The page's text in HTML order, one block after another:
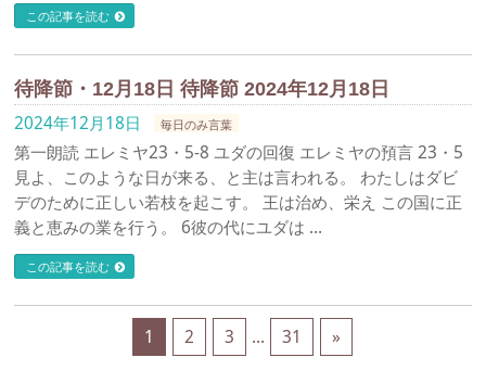
この記事を読む
待降節・12月18日 待降節 2024年12月18日
2024年12月18日 毎日のみ言葉
第一朗読 エレミヤ23・5-8 ユダの回復 エレミヤの預言 23・5
見よ、このような日が来る、と主は言われる。 わたしはダビ
デのために正しい若枝を起こす。 王は治め、栄え この国に正
義と恵みの業を行う。 6彼の代にユダは …
この記事を読む
1 2 3 … 31 »